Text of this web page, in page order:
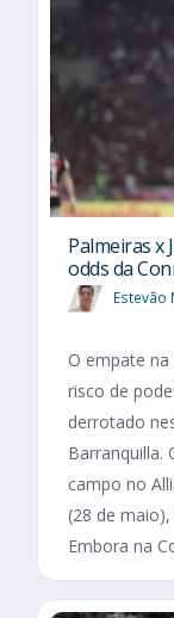
Palmeiras x
odds da
Estevão
O empate
risco de
derrotado
Barranquilla.
campo no
(28 de
Embora na